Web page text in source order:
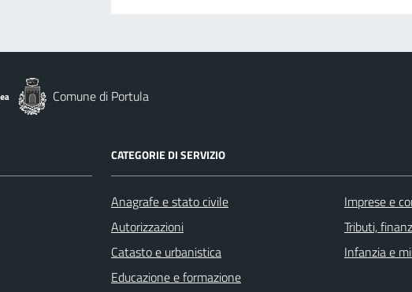
Comune di Portula
CATEGORIE DI SERVIZIO
Anagrafe e stato civile
Autorizzazioni
Catasto e urbanistica
Educazione e formazione
Imprese e
Tributi,
Infanzia e